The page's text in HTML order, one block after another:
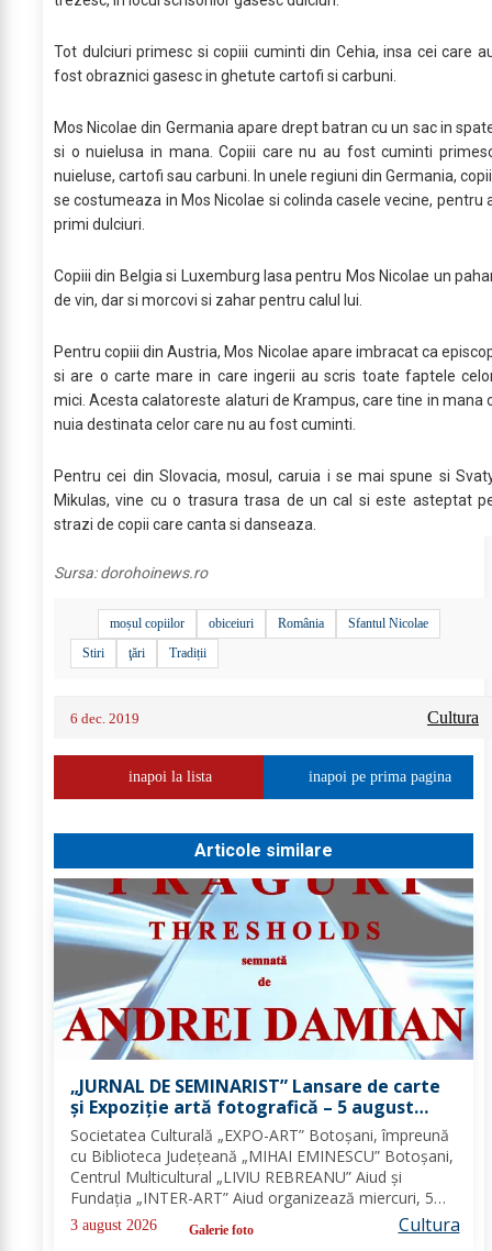
Tot dulciuri primesc si copiii cuminti din Cehia, insa cei care
fost obraznici gasesc in ghetute cartofi si carbuni.
Mos Nicolae din Germania apare drept batran cu un sac in
si o nuielusa in mana. Copiii care nu au fost cuminti
nuieluse, cartofi sau carbuni. In unele regiuni din Germania,
se costumeaza in Mos Nicolae si colinda casele vecine, pentru
primi dulciuri.
Copiii din Belgia si Luxemburg lasa pentru Mos Nicolae un
de vin, dar si morcovi si zahar pentru calul lui.
Pentru copiii din Austria, Mos Nicolae apare imbracat ca
si are o carte mare in care ingerii au scris toate faptele
mici. Acesta calatoreste alaturi de Krampus, care tine in mana
nuia destinata celor care nu au fost cuminti.
Pentru cei din Slovacia, mosul, caruia i se mai spune si
Mikulas, vine cu o trasura trasa de un cal si este asteptat
strazi de copii care canta si danseaza.
Sursa:dorohoinews.ro
moșul copiilor obiceiuri România
Sfantul Nicolae
Stiri
ţări Tradiții
6 dec. 2019 Cultura
inapoi la lista inapoi pe prima pagina
Articole similare
„JURNAL DE SEMINARIST” Lansare de carte
și Expoziție artă fotografică – 5 august
2026
Societatea Culturală „EXPO-ART” Botoșani, împreună
cu Biblioteca Județeană „MIHAI EMINESCU” Botoșani,
Centrul Multicultural „LIVIU REBREANU” Aiud și
Fundația „INTER-ART” Aiud organizează miercuri, 5
august 2026, la ora 17 în Sala de lectură a Bibliotecii
Județene „MIHAI EMINESCU” Botoșani lansarea...
3 august 2026 Galerie foto Cultura